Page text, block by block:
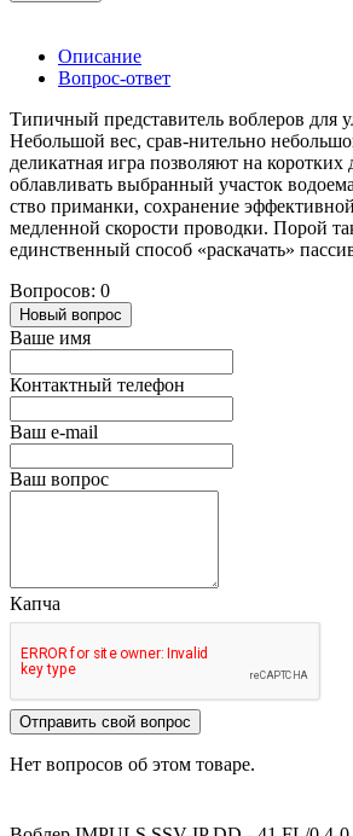
Описание
Вопрос-ответ
Типичный представитель воблеров для
Небольшой вес, срав-нительно
деликатная игра позволяют на коротких
облавливать выбранный участок
ство приманки, сохранение
медленной скорости проводки. Порой
единственный способ «раскачать»
Вопросов: 0
Новый вопрос
Ваше имя
Контактный телефон
Ваш e-mail
Ваш вопрос
Капча
Отправить свой вопрос
Нет вопросов об этом товаре.